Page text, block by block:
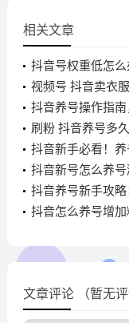
相关文章
抖音号权重低怎
视频号 抖音卖衣
关吸睛内容
抖音养号操作指
成长
刷粉 抖音养号多
阶段要点
抖音新手必看！
抖音新号怎么养
抖音养号新手攻
杆粉丝
抖音怎么养号增加
文章评论 （暂无评